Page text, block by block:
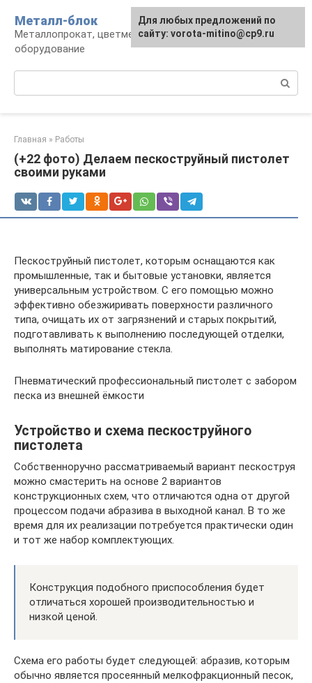
контенту
Металл-блок
Металлопрокат, цветмет, обработка и
оборудование
Главная » Работы
(+22 фото) Делаем пескоструйный пистолет
своими руками
Пескоструйный пистолет, которым оснащаются как
промышленные, так и бытовые установки, является
универсальным устройством. С его помощью можно
эффективно обезжиривать поверхности различного
типа, очищать их от загрязнений и старых покрытий,
подготавливать к выполнению последующей отделки,
выполнять матирование стекла.
Пневматический профессиональный пистолет с забором
песка из внешней ёмкости
Устройство и схема пескоструйного
пистолета
Собственноручно рассматриваемый вариант пескоструя
можно смастерить на основе 2 вариантов
конструкционных схем, что отличаются одна от другой
процессом подачи абразива в выходной канал. В то же
время для их реализации потребуется практически один
и тот же набор комплектующих.
Конструкция подобного приспособления будет
отличаться хорошей производительностью и
низкой ценой.
Схема его работы будет следующей: абразив, которым
обычно является просеянный мелкофракционный песок,
Для любых предложений по
сайту: vorota-mitino@cp9.ru